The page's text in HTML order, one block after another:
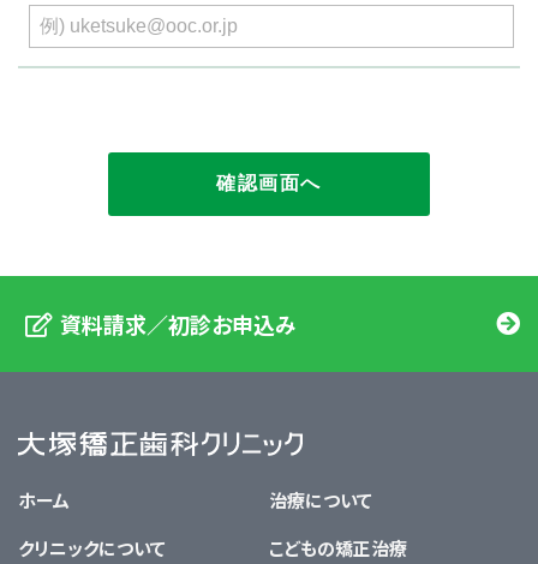
資料請求／初診お申込み
ホーム
クリニックについて
治療について
こどもの矯正治療